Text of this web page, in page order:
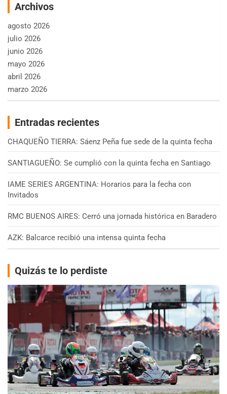
Archivos
agosto 2026
julio 2026
junio 2026
mayo 2026
abril 2026
marzo 2026
Entradas recientes
CHAQUEÑO TIERRA: Sáenz Peña fue sede de la quinta fecha
SANTIAGUEÑO: Se cumplió con la quinta fecha en Santiago
IAME SERIES ARGENTINA: Horarios para la fecha con
Invitados
RMC BUENOS AIRES: Cerró una jornada histórica en Baradero
AZK: Balcarce recibió una intensa quinta fecha
Quizás te lo perdiste